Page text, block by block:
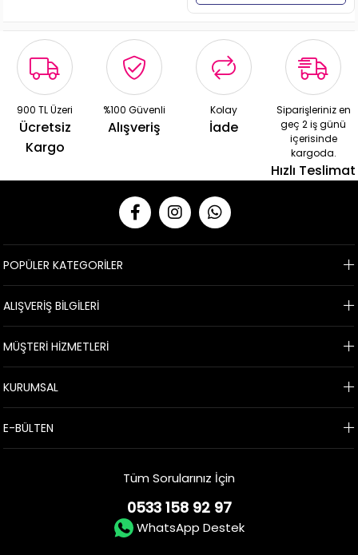
900 TL Üzeri
Ücretsiz
Kargo
%100 Güvenli
Alışveriş
Kolay
İade
Siparişleriniz en
geç 2 iş günü
içerisinde
kargoda.
Hızlı Teslimat
POPÜLER KATEGORİLER
ALIŞVERİŞ BİLGİLERİ
MÜŞTERİ HİZMETLERİ
KURUMSAL
E-BÜLTEN
Tüm Sorularınız İçin
0533 158 92 97
WhatsApp Destek